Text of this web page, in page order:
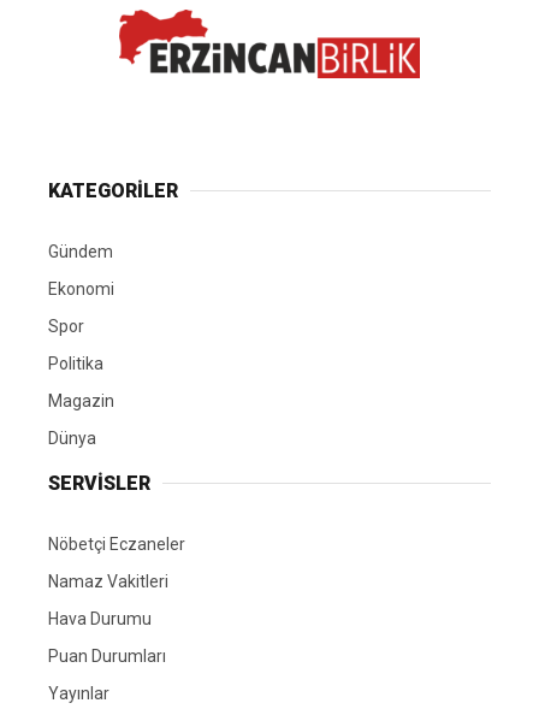
KATEGORİLER
Gündem
Ekonomi
Spor
Politika
Magazin
Dünya
SERVİSLER
Nöbetçi Eczaneler
Namaz Vakitleri
Hava Durumu
Puan Durumları
Yayınlar